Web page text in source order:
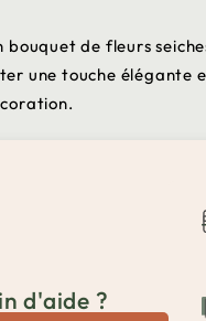
bouquet de fleurs
une touche élégante
d'aide ?